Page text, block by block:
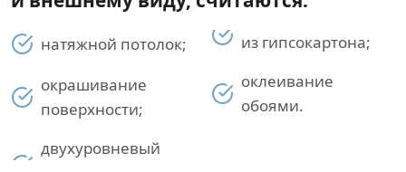
натяжной потолок;
окрашивание
поверхности;
двухуровневый
из гипсокартона;
оклеивание
обоями.